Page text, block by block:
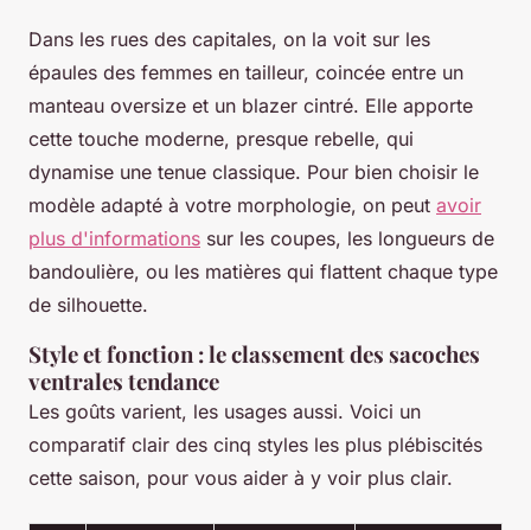
Dans les rues des capitales, on la voit sur les
épaules des femmes en tailleur, coincée entre un
manteau oversize et un blazer cintré. Elle apporte
cette touche moderne, presque rebelle, qui
dynamise une tenue classique. Pour bien choisir le
modèle adapté à votre morphologie, on peut avoir
plus d'informations sur les coupes, les longueurs de
bandoulière, ou les matières qui flattent chaque type
de silhouette.
Style et fonction : le classement des sacoches
ventrales tendance
Les goûts varient, les usages aussi. Voici un
comparatif clair des cinq styles les plus plébiscités
cette saison, pour vous aider à y voir plus clair.